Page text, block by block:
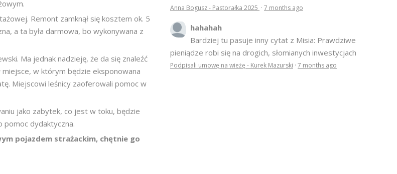
Remont zamknął się kosztem ok. 5
a ta była darmowa, bo wykonywana z
Ma jednak nadzieję, że da się znaleźć
miejsce, w którym będzie eksponowana
Miejscowi leśnicy zaoferowali pomoc w
jako zabytek, co jest w toku, będzie
pomoc dydaktyczna.
pojazdem strażackim, chętnie go
Anna Bogusz - Pastorałka 2025 · 7 months ago
hahahah
Bardziej tu pasuje inny cytat z Misia: Prawdziwe
pieniądze robi się na drogich, słomianych inwestycjach
Podpisali umowę na wieżę - Kurek Mazurski · 7 months ago